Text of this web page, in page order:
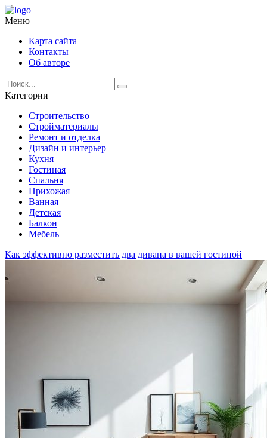
Меню
Карта сайта
Контакты
Об авторе
Категории
Строительство
Стройматериалы
Ремонт и отделка
Дизайн и интерьер
Кухня
Гостиная
Спальня
Прихожая
Ванная
Детская
Балкон
Мебель
Как эффективно разместить два дивана в вашей гостиной